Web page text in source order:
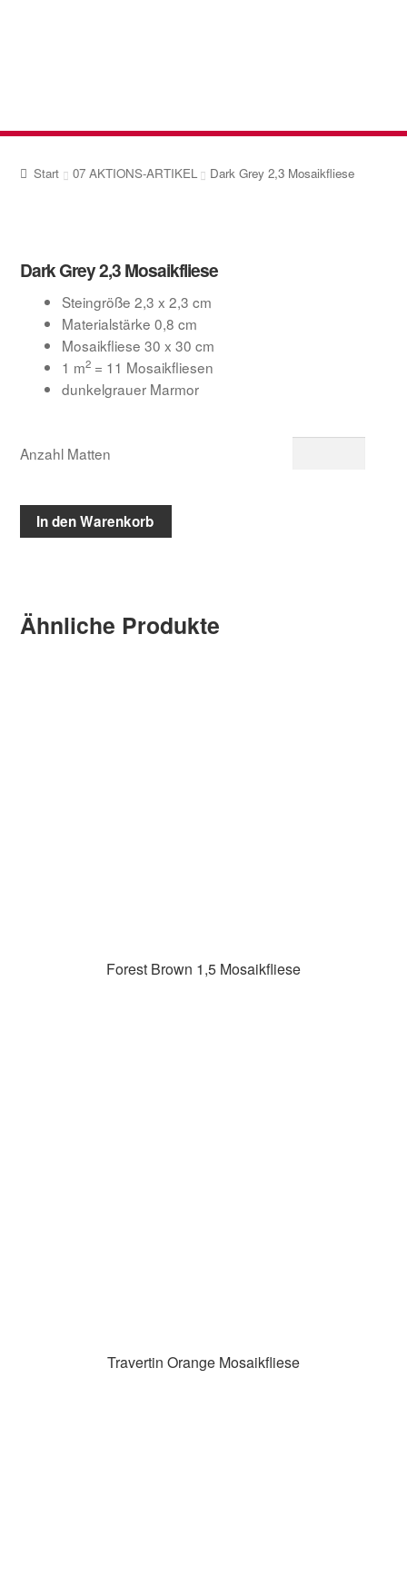
Start 07 AKTIONS-ARTIKEL Dark Grey 2,3 Mosaikfliese
Dark Grey 2,3 Mosaikfliese
Steingröße 2,3 x 2,3 cm
Materialstärke 0,8 cm
Mosaikfliese 30 x 30 cm
1 m2= 11 Mosaikfliesen
dunkelgrauer Marmor
Anzahl Matten
In den Warenkorb
Ähnliche Produkte
Forest Brown 1,5 Mosaikfliese
Travertin Orange Mosaikfliese